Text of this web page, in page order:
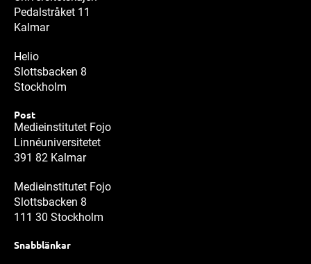
Pedalstråket 11
Kalmar
Helio
Slottsbacken 8
Stockholm
Post
Medieinstitutet Fojo
Linnéuniversitetet
391 82 Kalmar
Medieinstitutet Fojo
Slottsbacken 8
111 30 Stockholm
Snabblänkar